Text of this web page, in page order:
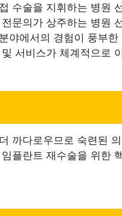
수술을 지휘하는 병원
문의가 상주하는 병원
야에서의 경험이 풍부한
서비스가 체계적으로
까다로우므로 숙련된
플란트 재수술을 위한